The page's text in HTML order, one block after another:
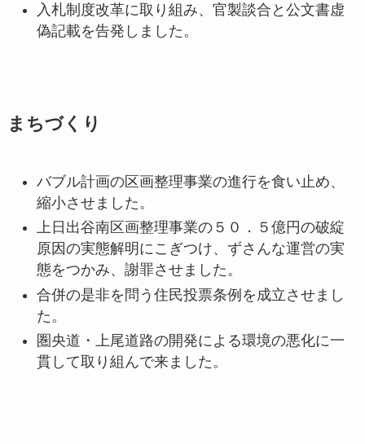
入札制度改革に取り組み、官製談合と公文書虚
偽記載を告発しました。
まちづくり
バブル計画の区画整理事業の進行を食い止め、
縮小させました。
上日出谷南区画整理事業の５０．５億円の破綻
原因の実態解明にこぎつけ、ずさんな運営の実
態をつかみ、謝罪させました。
合併の是非を問う住民投票条例を成立させまし
た。
圏央道・上尾道路の開発による環境の悪化に一
貫して取り組んで来ました。